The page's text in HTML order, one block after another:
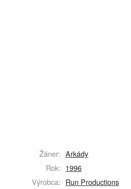
Žáner: Arkády
Rok: 1996
Výrobca: Run Productions